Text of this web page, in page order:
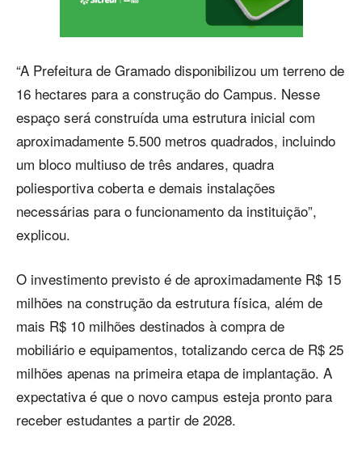
“A Prefeitura de Gramado disponibilizou um terreno de
16 hectares para a construção do Campus. Nesse
espaço será construída uma estrutura inicial com
aproximadamente 5.500 metros quadrados, incluindo
um bloco multiuso de três andares, quadra
poliesportiva coberta e demais instalações
necessárias para o funcionamento da instituição”,
explicou.
O investimento previsto é de aproximadamente R$ 15
milhões na construção da estrutura física, além de
mais R$ 10 milhões destinados à compra de
mobiliário e equipamentos, totalizando cerca de R$ 25
milhões apenas na primeira etapa de implantação. A
expectativa é que o novo campus esteja pronto para
receber estudantes a partir de 2028.